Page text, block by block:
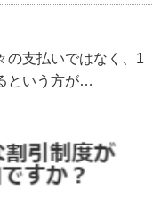
の支払いではなく、1
という方が…